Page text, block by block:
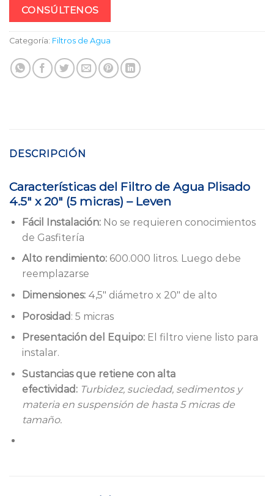
CONSÚLTENOS
Categoría: Filtros de Agua
DESCRIPCIÓN
Características del Filtro de Agua Plisado
4.5″ x 20″ (5 micras) – Leven
Fácil Instalación:No se requieren conocimientos
de Gasfitería
Alto rendimiento:600.000 litros. Luego debe
reemplazarse
Dimensiones:4,5″ diámetro x 20″ de alto
Porosidad : 5 micras
Presentación del Equipo:El filtro viene listo para
instalar.
Sustancias que retiene con alta
efectividad: Turbidez, suciedad, sedimentos y
materia en suspensión de hasta 5 micras de
tamaño.